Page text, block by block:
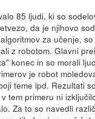
85 ljudi, ki so
da je njihovo
za učenje,
z robotom. Glavni
konec in so morali
je robot
teme ipd. Rezultati
tem primeru ni
Za to so navedli